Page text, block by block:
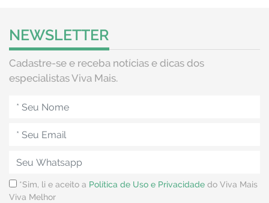
NEWSLETTER
Cadastre-se e receba notícias e dicas dos
especialistas Viva Mais.
*Sim, li e aceito a Política de Uso e Privacidade do Viva Mais
Viva Melhor